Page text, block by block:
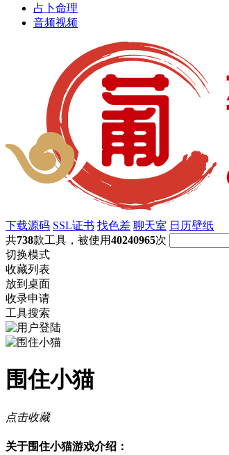
占卜命理
音频视频
下载源码 SSL证书 找色差 聊天室 日历壁纸
共738款工具，被使用40240965次
切换模式
收藏列表
放到桌面
收录申请
工具搜索
围住小猫
点击收藏
关于围住小猫游戏介绍：